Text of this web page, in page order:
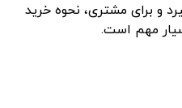
و برای مشتری، نحوه خرید
مهم است.